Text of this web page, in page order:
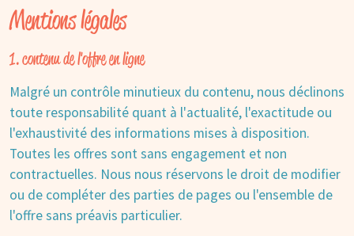
Mentions légales
1. contenu de l'offre en ligne
Malgré un contrôle minutieux du contenu, nous déclinons
toute responsabilité quant à l'actualité, l'exactitude ou
l'exhaustivité des informations mises à disposition.
Toutes les offres sont sans engagement et non
contractuelles. Nous nous réservons le droit de modifier
ou de compléter des parties de pages ou l'ensemble de
l'offre sans préavis particulier.